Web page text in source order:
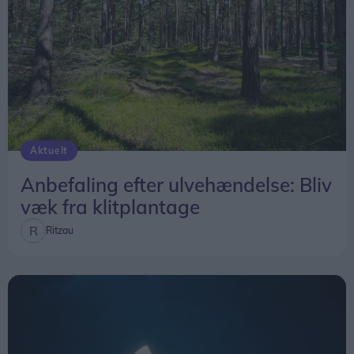
solformørkelsen rammer forskellige steder i
Nordjylland.
Aktuelt
Anbefaling efter ulvehændelse: Bliv
væk fra klitplantage
Ritzau